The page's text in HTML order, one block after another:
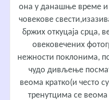
она у данашње време и
човекове
бржих откуцаја срца,
овековечених
нежности поклонима,
чудо дивљење
веома кратко(и често
тренутцима се